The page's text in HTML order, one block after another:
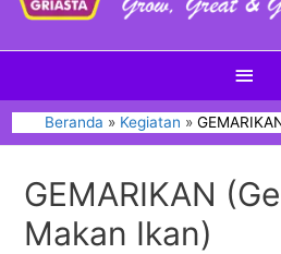
Beranda Kegiatan
GEMARIKAN
Makan Ikan)